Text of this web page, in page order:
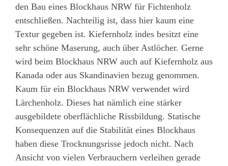
den Bau eines Blockhaus NRW für Fichtenholz
entschließen. Nachteilig ist, dass hier kaum eine
Textur gegeben ist. Kiefernholz indes besitzt eine
sehr schöne Maserung, auch über Astlöcher. Gerne
wird beim Blockhaus NRW auch auf Kiefernholz aus
Kanada oder aus Skandinavien bezug genommen.
Kaum für ein Blockhaus NRW verwendet wird
Lärchenholz. Dieses hat nämlich eine stärker
ausgebildete oberflächliche Rissbildung. Statische
Konsequenzen auf die Stabilität eines Blockhaus
haben diese Trocknungsrisse jedoch nicht. Nach
Ansicht von vielen Verbrauchern verleihen gerade